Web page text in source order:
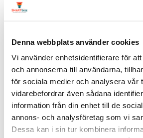
Denna webbplats använder cookies
Vi använder enhetsidentifierare för
och annonserna till användarna,
för sociala medier och analysera vår
vidarebefordrar även sådana
information från din enhet till de
annons- och analysföretag som vi
Dessa kan i sin tur kombinera
Mät sedan resultaten. Du kommer bli
skillnaden!
100 andra!
Tar det för mycket tid utan att ge resultat?
Fastnar du i flödet och kommenterar lite
och där? Då är det dags att sluta gissa.
✅ Köp min Masterclass:Så skapar du
kommentarsstrategi som säljer!
Under 1,5 timme (inspelad video) lär jag
bygger en strategi som ger resultat,